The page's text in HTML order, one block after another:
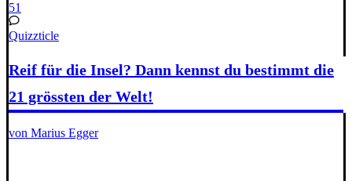
51
Quizzticle
Reif für die Insel? Dann kennst du bestimmt die
21 grössten der Welt!
von Marius Egger